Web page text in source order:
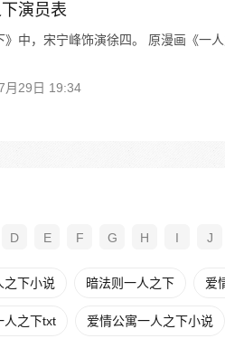
演员表
》中，宋宁峰饰演徐四。 原漫画《一
月29日 19:34
D E F G H I J
之下小说 暗法则一人之下 爱
人之下txt 爱情公寓一人之下小说